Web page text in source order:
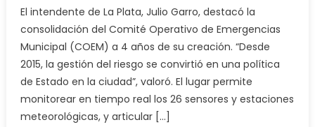
El intendente de La Plata, Julio Garro, destacó la
consolidación del Comité Operativo de Emergencias
Municipal (COEM) a 4 años de su creación. “Desde
2015, la gestión del riesgo se convirtió en una política
de Estado en la ciudad”, valoró. El lugar permite
monitorear en tiempo real los 26 sensores y estaciones
meteorológicas, y articular […]